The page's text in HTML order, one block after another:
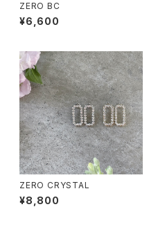
ZERO BC
¥6,600
ZERO CRYSTAL
¥8,800